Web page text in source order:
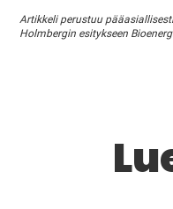
Artikkeli perustuu
Holmbergin esitykseen